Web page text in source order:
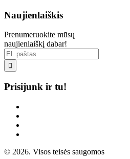
Naujienlaiškis
Prenumeruokite mūsų
naujienlaiškį dabar!

Prisijunk ir tu!
© 2026. Visos teisės saugomos